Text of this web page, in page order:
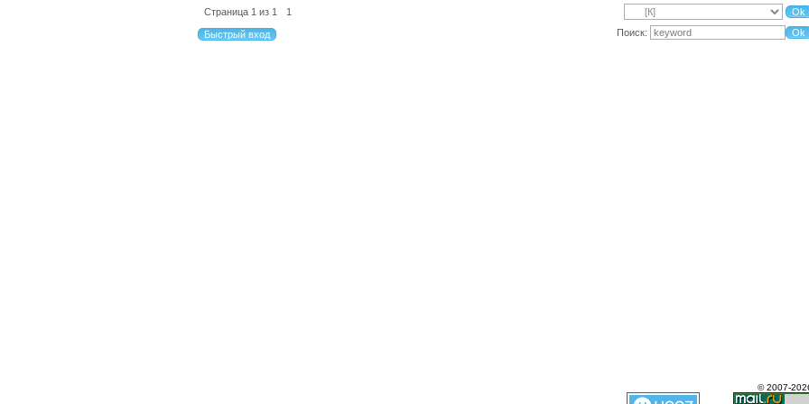
Страница 1 из 1
1
Поиск:
© 2007-